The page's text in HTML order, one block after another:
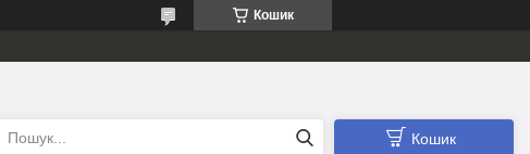
Кошик
Кошик